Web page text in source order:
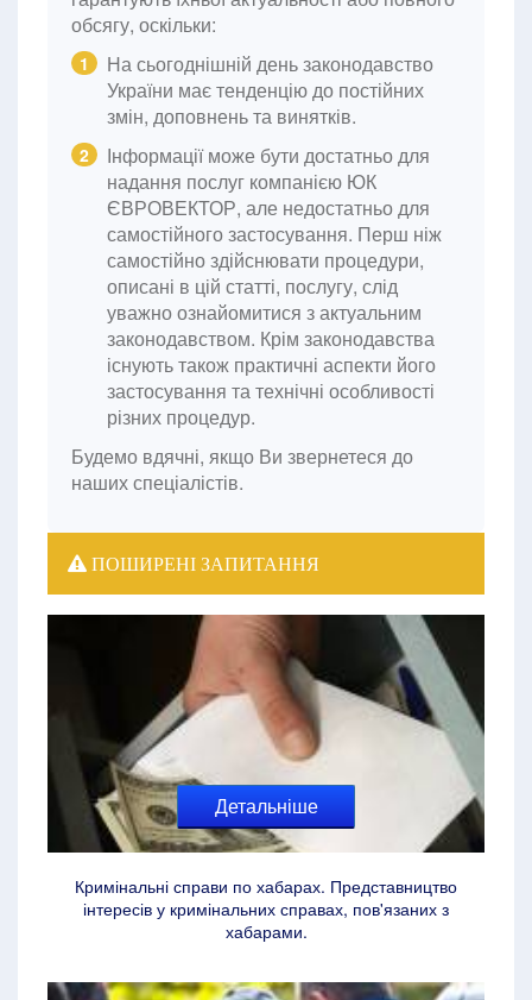
обсягу, оскільки:
1
На сьогоднішній день законодавство
України має тенденцію до постійних
змін, доповнень та винятків.
2
Інформації може бути достатньо для
надання послуг компанією ЮК
ЄВРОВЕКТОР, але недостатньо для
самостійного застосування. Перш ніж
самостійно здійснювати процедури,
описані в цій статті, послугу, слід
уважно ознайомитися з актуальним
законодавством. Крім законодавства
існують також практичні аспекти його
застосування та технічні особливості
різних процедур.
Будемо вдячні, якщо Ви звернетеся до
наших спеціалістів.
ПОШИРЕНІ ЗАПИТАННЯ
Детальніше
Кримінальні справи по хабарах. Представництво
інтересів у кримінальних справах, пов'язаних з
хабарами.